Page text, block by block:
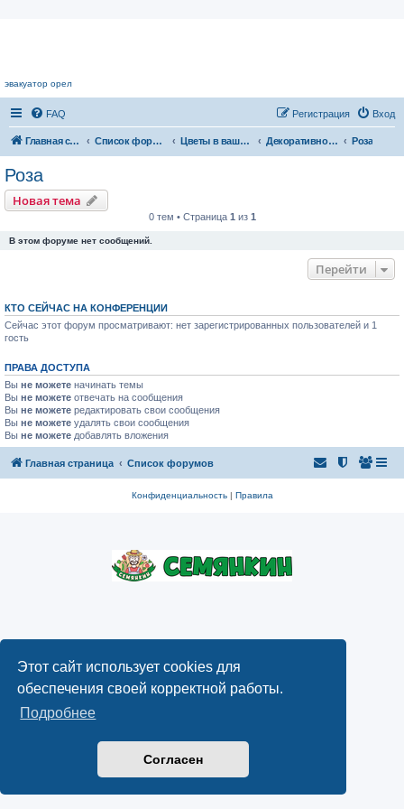
Этот сайт использует cookies для
обеспечения своей корректной работы.
Подробнее
Согласен
эвакуатор орел
FAQ Вход
Регистрация
Главная страница Список форумов Цветы в вашем доме Декоративноцветущие растения Роза
Роза
Новая тема
0 тем • Страница 1 из 1
В этом форуме нет сообщений.
Перейти
КТО СЕЙЧАС НА КОНФЕРЕНЦИИ
Сейчас этот форум просматривают: нет зарегистрированных пользователей и 1
гость
ПРАВА ДОСТУПА
Вы не можете начинать темы
Вы не можете отвечать на сообщения
Вы не можете редактировать свои сообщения
Вы не можете удалять свои сообщения
Вы не можете добавлять вложения
Главная страница Список форумов
Конфиденциальность| Правила